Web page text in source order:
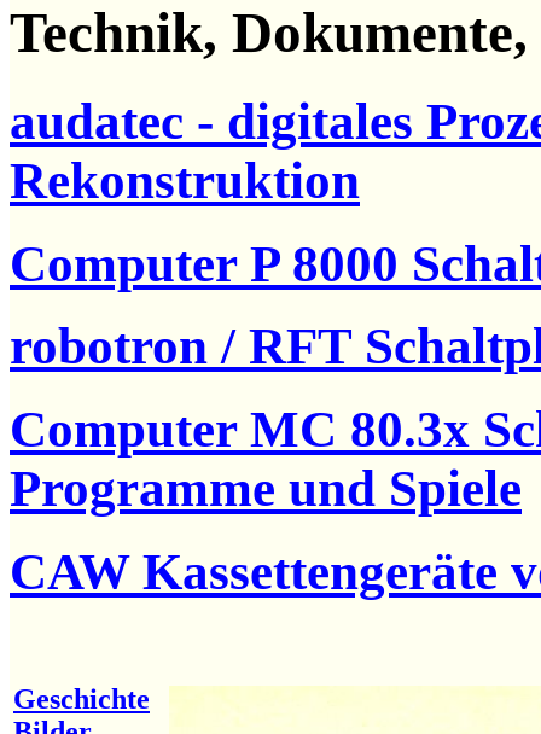
Technik, Dokumente,
audatec - digitales
Rekonstruktion
Computer P 8000
robotron / RFT
Computer MC 80.3x
Programme und Spiele
CAW Kassettengeräte
Geschichte